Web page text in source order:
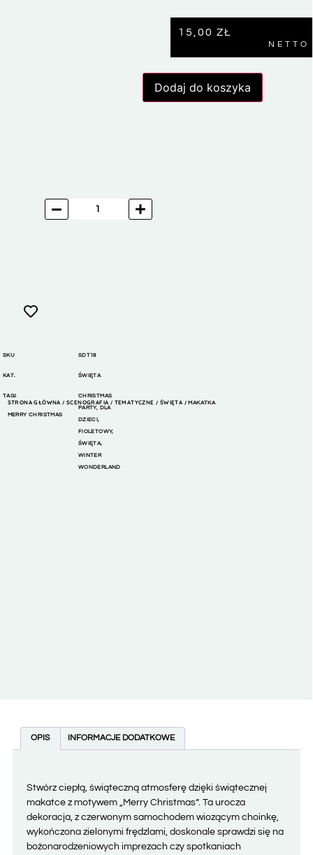
15,00 ZŁ
NETTO
Dodaj do koszyka
SKU SDT18
KAT. ŚWIĘTA
TAGI
CHRISTMAS
PARTY, DLA
DZIECI,
FIOLETOWY,
ŚWIĘTA,
WINTER
WONDERLAND
STRONA GŁÓWNA /SCENOGRAFIA / TEMATYCZNE / ŚWIĘTA / MAKATKA
MERRY CHRISTMAS
OPIS INFORMACJE DODATKOWE
Stwórz ciepłą, świąteczną atmosferę dzięki świątecznej
makatce z motywem „Merry Christmas”. Ta urocza
dekoracja, z czerwonym samochodem wiozącym choinkę,
wykończona zielonymi frędzlami, doskonale sprawdzi się na
bożonarodzeniowych imprezach czy spotkaniach